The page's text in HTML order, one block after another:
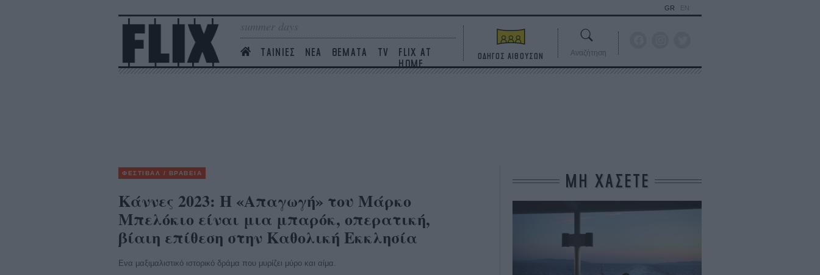
summer days
ΤΑΙΝΙΕΣ ΝΕΑ ΘΕΜΑΤΑ TV
FLIX AT
HOME
GR EN
ΟΔΗΓΟΣ ΑΙΘΟΥΣΩΝ Αναζήτηση
ΦΕΣΤΙΒΑΛ / ΒΡΑΒΕΙΑ
Κάννες 2023: Η «Απαγωγή» του Μάρκο
Μπελόκιο είναι μια μπαρόκ, οπερατική,
βίαιη επίθεση στην Καθολική Εκκλησία
Ενα μαξιμαλιστικό ιστορικό δράμα που μυρίζει μύρο και αίμα.
ΜΗ ΧΑΣΕΤΕ